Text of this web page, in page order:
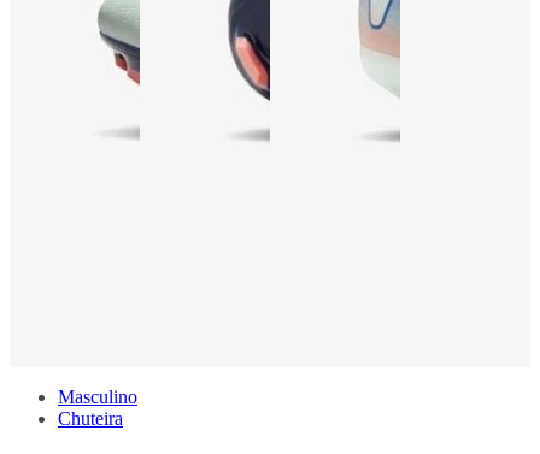
Masculino
Chuteira